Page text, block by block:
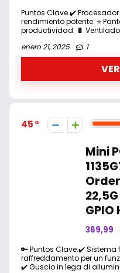
Puntos Clave ✔️ Procesador
rendimiento potente. ⭐
productividad. 🔋
enero 21, 2025
1
45
Mini
GPIO
369,99
🔑 Puntos Clave:✔️
raffreddamento per un
✔️ Guscio in lega di